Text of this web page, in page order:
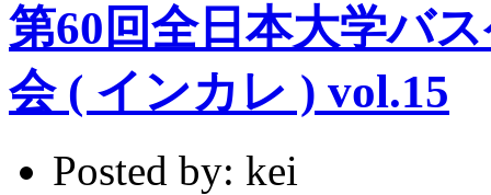
第60回全日本大学バ
会 ( インカレ ) vol.15
Posted by: kei